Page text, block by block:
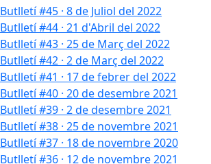
Butlletí #45 · 8 de Juliol del 2022
Butlletí #44 · 21 d'Abril del 2022
Butlletí #43 · 25 de Març del 2022
Butlletí #42 · 2 de Març del 2022
Butlletí #41 · 17 de febrer del 2022
Butlletí #40 · 20 de desembre 2021
Butlletí #39 · 2 de desembre 2021
Butlletí #38 · 25 de novembre 2021
Butlletí #37 · 18 de novembre 2020
Butlletí #36 · 12 de novembre 2021